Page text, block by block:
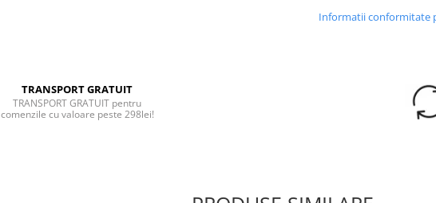
Informatii conformitate
TRANSPORT GRATUIT
TRANSPORT GRATUIT pentru
comenzile cu valoare peste 298lei!